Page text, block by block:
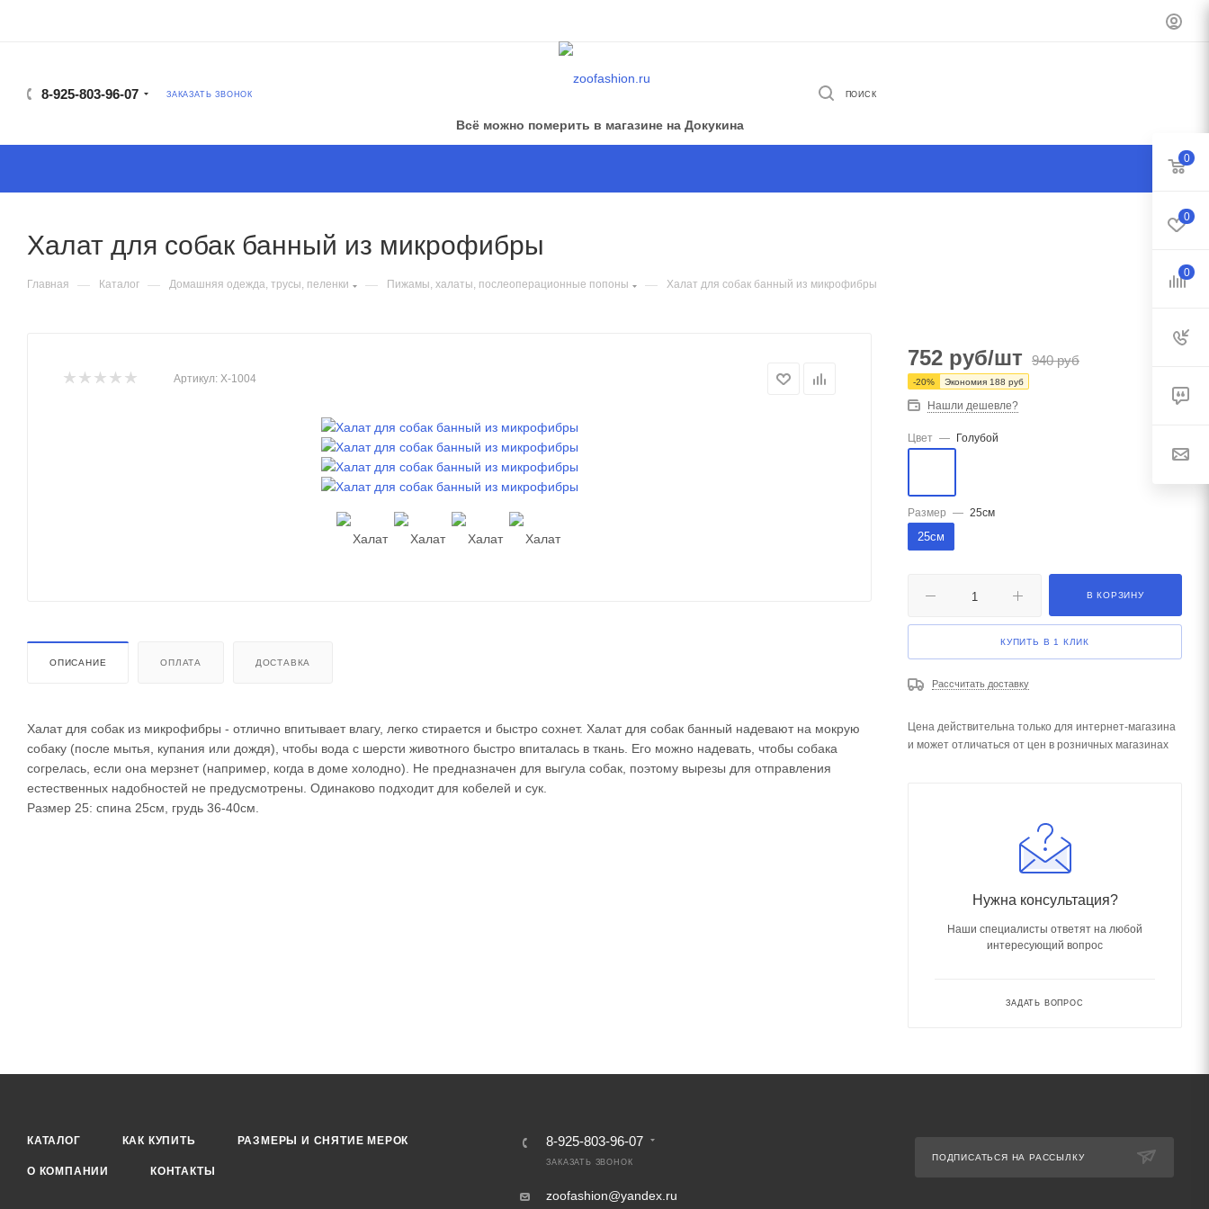
8-925-803-96-07 ЗАКАЗАТЬ ЗВОНОК
Всё можно померить в магазине на Докукина
ПОИСК
Халат для собак банный из микрофибры
Главная — Каталог — Домашняя одежда, трусы, пеленки — Пижамы, халаты, послеоперационные попоны — Халат для собак банный из микрофибры
Артикул: Х-1004
ОПИСАНИЕ ОПЛАТА ДОСТАВКА
Халат для собак из микрофибры - отлично впитывает влагу, легко стирается и быстро сохнет. Халат для собак банный надевают на мокрую
собаку (после мытья, купания или дождя), чтобы вода с шерсти животного быстро впиталась в ткань. Его можно надевать, чтобы собака
согрелась, если она мерзнет (например, когда в доме холодно). Не предназначен для выгула собак, поэтому вырезы для отправления
естественных надобностей не предусмотрены. Одинаково подходит для кобелей и сук.
Размер 25: спина 25см, грудь 36-40см.
752 руб/шт 940руб
-20% Экономия 188 руб
Нашли дешевле?
Цвет — Голубой
Размер — 25см
25см
В КОРЗИНУ
КУПИТЬ В 1 КЛИК
Рассчитать доставку
Цена действительна только для интернет-магазина
и может отличаться от цен в розничных магазинах
Нужна консультация?
Наши специалисты ответят на любой
интересующий вопрос
ЗАДАТЬ ВОПРОС
КАТАЛОГ КАК КУПИТЬ РАЗМЕРЫ И СНЯТИЕ МЕРОК
О КОМПАНИИ КОНТАКТЫ
8-925-803-96-07
ЗАКАЗАТЬ ЗВОНОК
zoofashion@yandex.ru
ПОДПИСАТЬСЯ НА РАССЫЛКУ
0
0
0